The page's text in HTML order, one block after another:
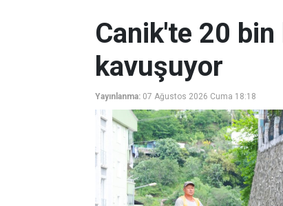
Canik'te 20
kavuşuyor
Yayınlanma: 07 Ağustos 2026 Cuma 18:18